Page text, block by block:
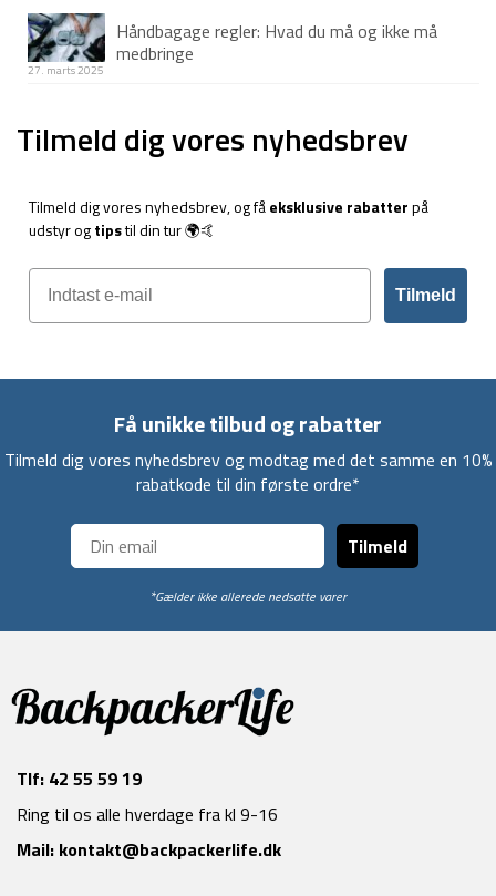
Håndbagage regler: Hvad du må og ikke må
medbringe
27. marts 2025
Tilmeld dig vores nyhedsbrev
Tilmeld dig vores nyhedsbrev, og fåeksklusive rabatterpå
udstyr ogtipstil din tur 🌍🤙
Tilmeld
Få unikke tilbud og rabatter
Tilmeld dig vores nyhedsbrev og modtag med det samme en 10%
rabatkode til din første ordre*
Tilmeld
*Gælder ikke allerede nedsatte varer
Tlf: 42 55 59 19
Ring til os alle hverdage fra kl 9-16
Mail: kontakt@backpackerlife.dk